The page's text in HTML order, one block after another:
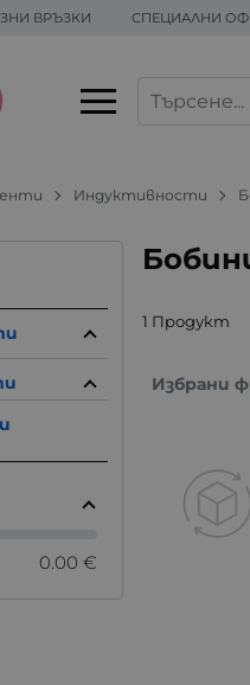
ВРЪЗКИ СПЕЦИАЛНИ
Индуктивности
1 Продукт
Избрани
0.00 €